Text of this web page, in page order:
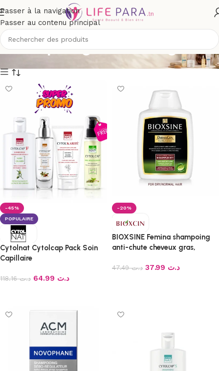
Passer à la navigation
Passer au contenu principal
Shampoing cheveux gras
-45%
POPULAIRE
Cytolnat Cytolcap Pack Soin
Capillaire
د.ت118.16 د.ت
-20%
BIOXSINE Femina shampoing
anti-chute cheveux gras,
د.ت47.49 د.ت